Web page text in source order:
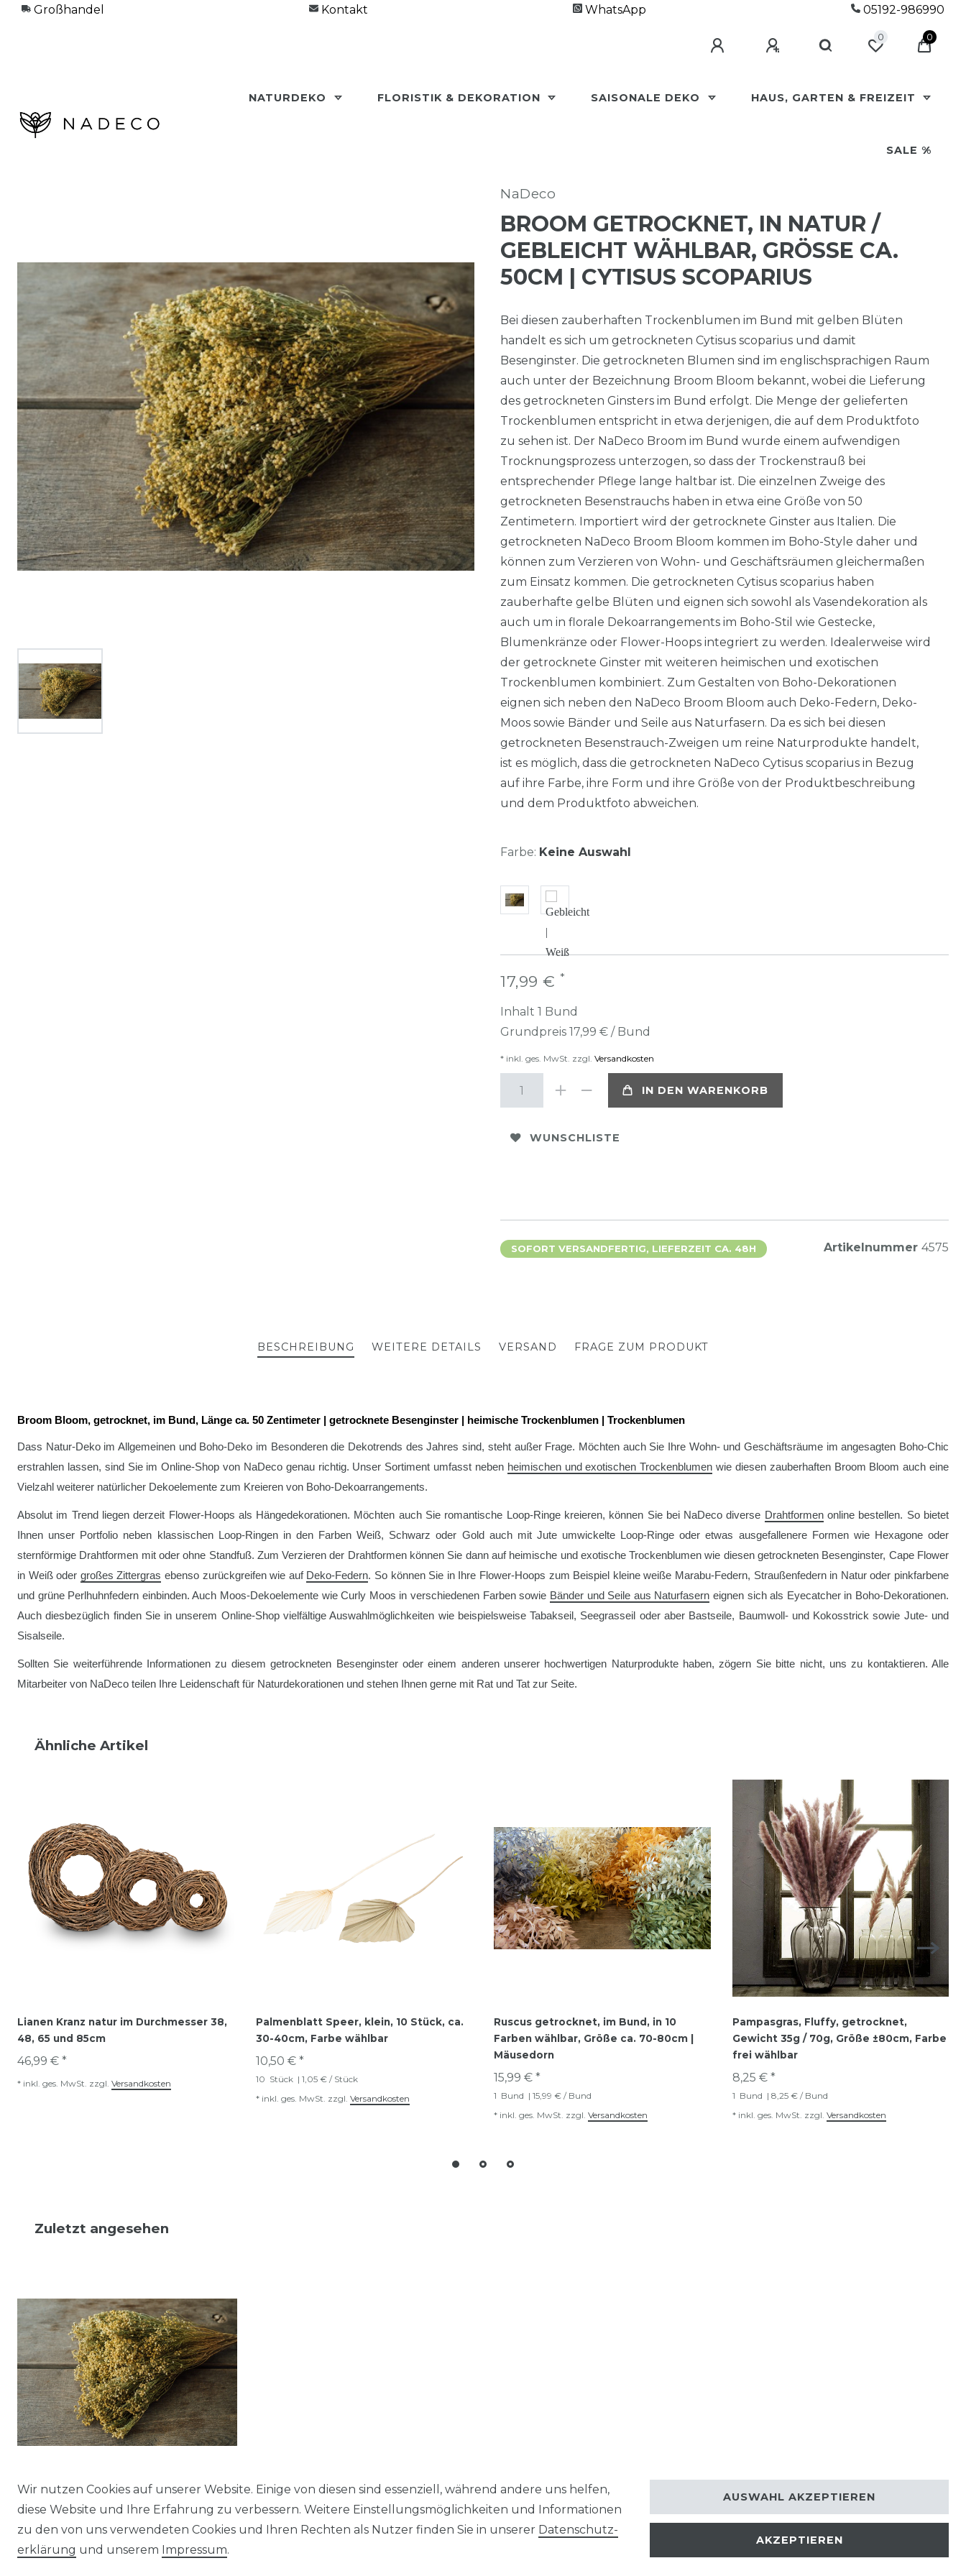
Großhandel Kontakt WhatsApp 05192-986990
0 0
NATURDEKO FLORISTIK & DEKORATION SAISONALE DEKO HAUS, GARTEN & FREIZEIT
SALE %
NaDeco
BROOM GETROCKNET, IN NATUR /
GEBLEICHT WÄHLBAR, GRÖSSE CA. 5
0CM | CYTISUS SCOPARIUS
Bei diesen zauberhaften Trockenblumen im Bund mit gelben Blüten
handelt es sich um getrockneten Cytisus scoparius und damit
Besenginster. Die getrockneten Blumen sind im englischsprachigen Raum
auch unter der Bezeichnung Broom Bloom bekannt, wobei die Lieferung
des getrockneten Ginsters im Bund erfolgt. Die Menge der gelieferten
Trockenblumen entspricht in etwa derjenigen, die auf dem Produktfoto
zu sehen ist. Der NaDeco Broom im Bund wurde einem aufwendigen
Trocknungsprozess unterzogen, so dass der Trockenstrauß bei
entsprechender Pflege lange haltbar ist. Die einzelnen Zweige des
getrockneten Besenstrauchs haben in etwa eine Größe von 50
Zentimetern. Importiert wird der getrocknete Ginster aus Italien. Die
getrockneten NaDeco Broom Bloom kommen im Boho-Style daher und
können zum Verzieren von Wohn- und Geschäftsräumen gleichermaßen
zum Einsatz kommen. Die getrockneten Cytisus scoparius haben
zauberhafte gelbe Blüten und eignen sich sowohl als Vasendekoration als
auch um in florale Dekoarrangements im Boho-Stil wie Gestecke,
Blumenkränze oder Flower-Hoops integriert zu werden. Idealerweise wird
der getrocknete Ginster mit weiteren heimischen und exotischen
Trockenblumen kombiniert. Zum Gestalten von Boho-Dekorationen
eignen sich neben den NaDeco Broom Bloom auch Deko-Federn, Deko-
Moos sowie Bänder und Seile aus Naturfasern. Da es sich bei diesen
getrockneten Besenstrauch-Zweigen um reine Naturprodukte handelt,
ist es möglich, dass die getrockneten NaDeco Cytisus scoparius in Bezug
auf ihre Farbe, ihre Form und ihre Größe von der Produktbeschreibung
und dem Produktfoto abweichen.
Farbe: Keine Auswahl
17,99 € *
Inhalt 1 Bund
Grundpreis 17,99 € / Bund
* inkl. ges. MwSt. zzgl. Versandkosten
IN DEN WARENKORB
WUNSCHLISTE
SOFORT VERSANDFERTIG, LIEFERZEIT CA. 48H Artikelnummer 4575
BESCHREIBUNG WEITERE DETAILS VERSAND FRAGE ZUM PRODUKT
Broom Bloom, getrocknet, im Bund, Länge ca. 50 Zentimeter | getrocknete Besenginster | heimische Trockenblumen | Trockenblumen
Dass Natur-Deko im Allgemeinen und Boho-Deko im Besonderen die Dekotrends des Jahres sind, steht außer Frage. Möchten auch Sie Ihre Wohn- und Geschäftsräume im angesagten Boho-Chic
erstrahlen lassen, sind Sie im Online-Shop von NaDeco genau richtig. Unser Sortiment umfasst neben heimischen und exotischen Trockenblumen wie diesen zauberhaften Broom Bloom auch eine
Vielzahl weiterer natürlicher Dekoelemente zum Kreieren von Boho-Dekoarrangements.
Absolut im Trend liegen derzeit Flower-Hoops als Hängedekorationen. Möchten auch Sie romantische Loop-Ringe kreieren, können Sie bei NaDeco diverse Drahtformenonline bestellen. So bietet
Ihnen unser Portfolio neben klassischen Loop-Ringen in den Farben Weiß, Schwarz oder Gold auch mit Jute umwickelte Loop-Ringe oder etwas ausgefallenere Formen wie Hexagone oder
sternförmige Drahtformen mit oder ohne Standfuß. Zum Verzieren der Drahtformen können Sie dann auf heimische und exotische Trockenblumen wie diesen getrockneten Besenginster, Cape Flower
in Weiß oder großes Zittergras ebenso zurückgreifen wie auf Deko-Federn. So können Sie in Ihre Flower-Hoops zum Beispiel kleine weiße Marabu-Federn, Straußenfedern in Natur oder pinkfarbene
und grüne Perlhuhnfedern einbinden. Auch Moos-Dekoelemente wie Curly Moos in verschiedenen Farben sowie Bänder und Seile aus Naturfasern eignen sich als Eyecatcher in Boho-Dekorationen.
Auch diesbezüglich finden Sie in unserem Online-Shop vielfältige Auswahlmöglichkeiten wie beispielsweise Tabakseil, Seegrasseil oder aber Bastseile, Baumwoll- und Kokosstrick sowie Jute- und
Sisalseile.
Sollten Sie weiterführende Informationen zu diesem getrockneten Besenginster oder einem anderen unserer hochwertigen Naturprodukte haben, zögern Sie bitte nicht, uns zu kontaktieren. Alle
Mitarbeiter von NaDeco teilen Ihre Leidenschaft für Naturdekorationen und stehen Ihnen gerne mit Rat und Tat zur Seite.
Ähnliche Artikel
Lianen Kranz natur im Durchmesser 38,
48, 65 und 85cm
46,99 € *
* inkl. ges. MwSt. zzgl. Versandkosten
Palmenblatt Speer, klein, 10 Stück, ca.
30-40cm, Farbe wählbar
10,50 € *
10 Stück | 1,05 € / Stück
* inkl. ges. MwSt. zzgl. Versandkosten
Ruscus getrocknet, im Bund, in 10
Farben wählbar, Größe ca. 70-80cm |
Mäusedorn
15,99 € *
1 Bund | 15,99 € / Bund
* inkl. ges. MwSt. zzgl. Versandkosten
Pampasgras, Fluffy, getrocknet,
Gewicht 35g / 70g, Größe ±80cm, Farbe
frei wählbar
8,25 € *
1 Bund | 8,25 € / Bund
* inkl. ges. MwSt. zzgl. Versandkosten
Zuletzt angesehen
Broom getrocknet, in Natur / Gebleicht
wählbar, Größe ca. 50cm | Cytisus
Wir nutzen Cookies auf unserer Website. Einige von diesen sind essenziell, während andere uns helfen,
diese Website und Ihre Erfahrung zu verbessern. Weitere Einstellungsmöglichkeiten und Informationen
zu den von uns verwendeten Cookies und Ihren Rechten als Nutzer finden Sie in unserer Daten­schutz­
erklärung und unserem Impressum.
AKZEPTIEREN
AUSWAHL AKZEPTIEREN